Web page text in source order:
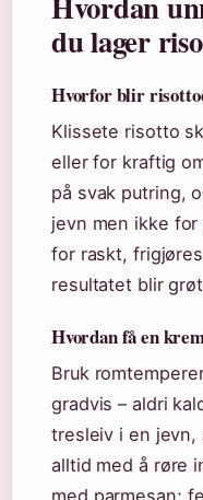
du lager
Hvorfor blir
Klissete risotto
eller for kraftig
på svak putring,
jevn men ikke
for raskt,
resultatet blir
Hvordan få en
Bruk
gradvis – aldri
tresleiv i en
alltid med å røre
med parmesan;